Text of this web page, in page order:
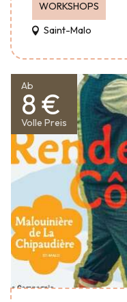
WORKSHOPS
Saint-Malo
Ab
8 €
Volle Preis